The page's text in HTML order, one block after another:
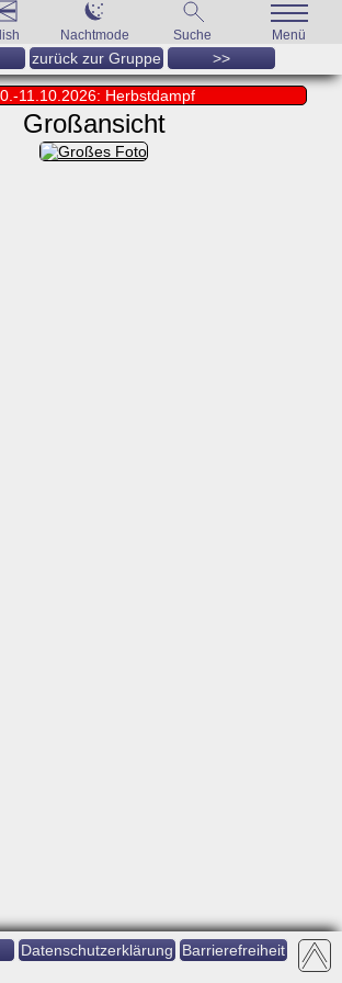
Nachtmode Suche Menü
zurück zur Gruppe >>
11.10.2026: Herbstdampf
Großansicht
Datenschutzerklärung Barrierefreiheit